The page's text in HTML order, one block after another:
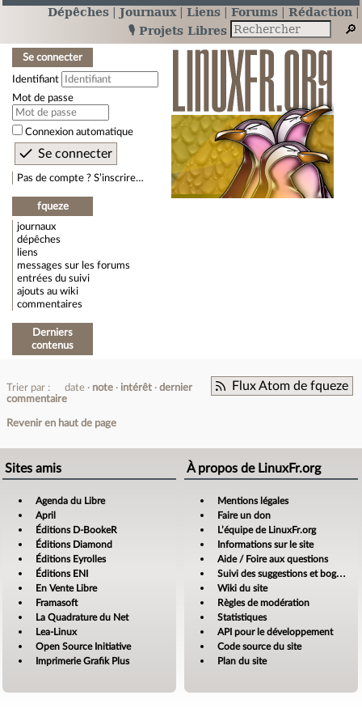
Dépêches Journaux Liens Forums
Rédaction
🎙️ Projets Libres
Se connecter
Identifiant
Mot de passe
Connexion automatique
Pas de compte ? S’inscrire…
fqueze
journaux
dépêches
liens
messages sur les forums
entrées du suivi
ajouts au wiki
commentaires
Derniers
contenus
Flux Atom de fqueze
Trier par : date note intérêt
dernier
commentaire
Revenir en haut de page
Sites amis
Agenda du Libre
April
Éditions D-BookeR
Éditions Diamond
Éditions Eyrolles
Éditions ENI
En Vente Libre
Framasoft
La Quadrature du Net
Lea-Linux
Open Source Initiative
Imprimerie Grafik Plus
À propos de LinuxFr.org
Mentions légales
Faire un don
L’équipe de LinuxFr.org
Informations sur le site
Aide / Foire aux questions
Suivi des suggestions et bogues
Wiki du site
Règles de modération
Statistiques
API pour le développement
Code source du site
Plan du site